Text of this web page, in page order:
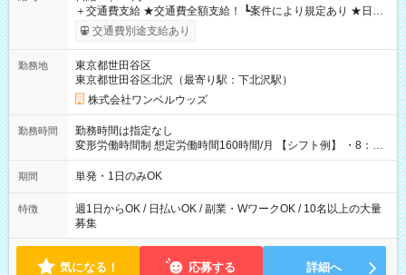
＋交通費支給 ★交通費全額支給！ ┗案件により規定あり ★日払
いOK！（規定あり） ┗働いたその日に現金GET♪ お仕事後はコ
ンビニATMから 日払い分を引き落とせます！ 【試用期間】試
交通費別途支給あり
勤務地
東京都世田谷区
東京都世田谷区北沢（最寄り駅：下北沢駅）
株式会社ワンベルウッズ
勤務時間
勤務時間は指定なし
変形労働時間制 想定労働時間160時間/月 【シフト例】 ・8：00
～21：00
期間 単発・1日のみOK
特徴
週1日からOK / 日払いOK / 副業・WワークOK / 10名以上の大量
募集
気になる！ 応募する 詳細へ